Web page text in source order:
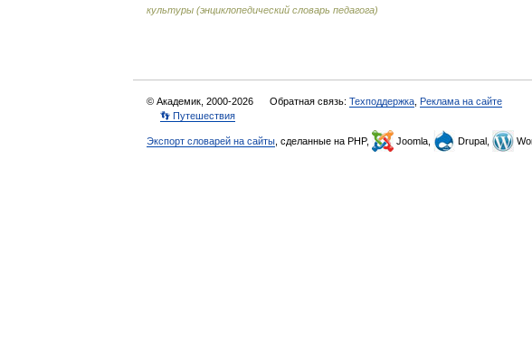
культуры (энциклопедический словарь педагога)
© Академик, 2000-2026 Обратная связь: Техподдержка Реклама на сайте
👣 Путешествия
Экспорт словарей на сайты , сделанные на PHP, Joomla, Drupal,